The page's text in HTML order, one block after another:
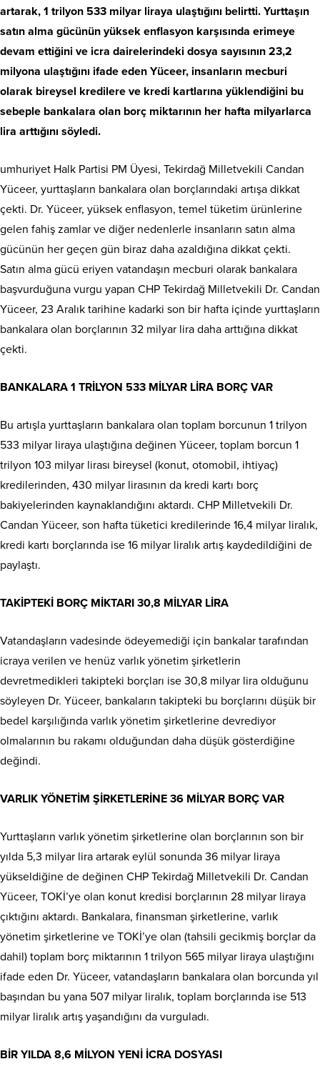
artarak, 1 trilyon 533 milyar liraya ulaştığını belirtti. Yurttaşın
satın alma gücünün yüksek enflasyon karşısında erimeye
devam ettiğini ve icra dairelerindeki dosya sayısının 23,2
milyona ulaştığını ifade eden Yüceer, insanların mecburi
olarak bireysel kredilere ve kredi kartlarına yüklendiğini bu
sebeple bankalara olan borç miktarının her hafta milyarlarca
lira arttığını söyledi.
umhuriyet Halk Partisi PM Üyesi, Tekirdağ Milletvekili Candan
Yüceer, yurttaşların bankalara olan borçlarındaki artışa dikkat
çekti. Dr. Yüceer, yüksek enflasyon, temel tüketim ürünlerine
gelen fahiş zamlar ve diğer nedenlerle insanların satın alma
gücünün her geçen gün biraz daha azaldığına dikkat çekti.
Satın alma gücü eriyen vatandaşın mecburi olarak bankalara
başvurduğuna vurgu yapan CHP Tekirdağ Milletvekili Dr. Candan
Yüceer, 23 Aralık tarihine kadarki son bir hafta içinde yurttaşların
bankalara olan borçlarının 32 milyar lira daha arttığına dikkat
çekti.
BANKALARA 1 TRİLYON 533 MİLYAR LİRA BORÇ VAR
Bu artışla yurttaşların bankalara olan toplam borcunun 1 trilyon
533 milyar liraya ulaştığına değinen Yüceer, toplam borcun 1
trilyon 103 milyar lirası bireysel (konut, otomobil, ihtiyaç)
kredilerinden, 430 milyar lirasının da kredi kartı borç
bakiyelerinden kaynaklandığını aktardı. CHP Milletvekili Dr.
Candan Yüceer, son hafta tüketici kredilerinde 16,4 milyar liralık,
kredi kartı borçlarında ise 16 milyar liralık artış kaydedildiğini de
paylaştı.
TAKİPTEKİ BORÇ MİKTARI 30,8 MİLYAR LİRA
Vatandaşların vadesinde ödeyemediği için bankalar tarafından
icraya verilen ve henüz varlık yönetim şirketlerin
devretmedikleri takipteki borçları ise 30,8 milyar lira olduğunu
söyleyen Dr. Yüceer, bankaların takipteki bu borçlarını düşük bir
bedel karşılığında varlık yönetim şirketlerine devrediyor
olmalarının bu rakamı olduğundan daha düşük gösterdiğine
değindi.
VARLIK YÖNETİM ŞİRKETLERİNE 36 MİLYAR BORÇ VAR
Yurttaşların varlık yönetim şirketlerine olan borçlarının son bir
yılda 5,3 milyar lira artarak eylül sonunda 36 milyar liraya
yükseldiğine de değinen CHP Tekirdağ Milletvekili Dr. Candan
Yüceer, TOKİ’ye olan konut kredisi borçlarının 28 milyar liraya
çıktığını aktardı. Bankalara, finansman şirketlerine, varlık
yönetim şirketlerine ve TOKİ’ye olan (tahsili gecikmiş borçlar da
dahil) toplam borç miktarının 1 trilyon 565 milyar liraya ulaştığını
ifade eden Dr. Yüceer, vatandaşların bankalara olan borcunda yıl
başından bu yana 507 milyar liralık, toplam borçlarında ise 513
milyar liralık artış yaşandığını da vurguladı.
BİR YILDA 8,6 MİLYON YENİ İCRA DOSYASI